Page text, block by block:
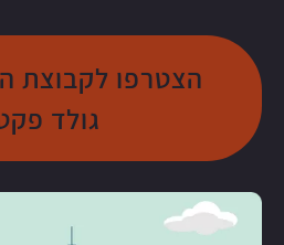
הצטרפו לקבוצת
גולד